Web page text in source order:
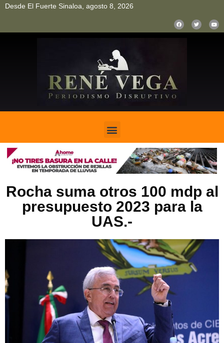
Desde El Fuerte Sinaloa, agosto 8, 2026
Rocha suma otros 100 mdp al
presupuesto 2023 para la
UAS.-